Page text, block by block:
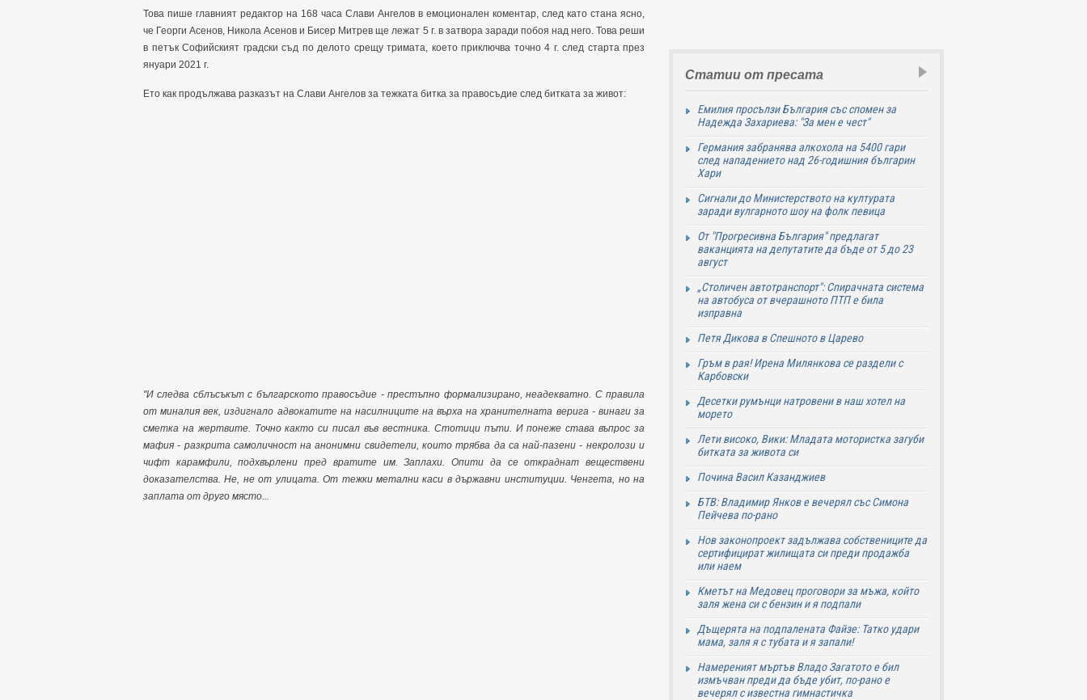
Това пише главният редактор на 168 часа Слави Ангелов в емоционален коментар, след като стана ясно,
че Георги Асенов, Никола Асенов и Бисер Митрев ще лежат 5 г. в затвора заради побоя над него. Това реши
в петък Софийският градски съд по делото срещу тримата, което приключва точно 4 г. след старта през
януари 2021 г.
Ето как продължава разказът на Слави Ангелов за тежката битка за правосъдие след битката за живот:
"И следва сблъсъкът с българското правосъдие - престъпно формализирано, неадекватно. С правила
от миналия век, издигнало адвокатите на насилниците на върха на хранителната верига - винаги за
сметка на жертвите. Точно както си писал във вестника. Стотици пъти. И понеже става въпрос за
мафия - разкрита самоличност на анонимни свидетели, които трябва да са най-пазени - некролози и
чифт карамфили, подхвърлени пред вратите им. Заплахи. Опити да се откраднат веществени
доказателства. Не, не от улицата. От тежки метални каси в държавни институции. Ченгета, но на
заплата от друго място...
Статии от пресата
Емилия просълзи България със спомен за
Надежда Захариева: "За мен е чест"
Германия забранява алкохола на 5400 гари
след нападението над 26-годишния българин
Хари
Сигнали до Министерството на културата
заради вулгарното шоу на фолк певица
От "Прогресивна България" предлагат
ваканцията на депутатите да бъде от 5 до 23
август
„Столичен автотранспорт": Спирачната система
на автобуса от вчерашното ПТП е била
изправна
Петя Дикова в Спешното в Царево
Гръм в рая! Ирена Милянкова се раздели с
Карбовски
Десетки румънци натровени в наш хотел на
морето
Лети високо, Вики: Младата мотористка загуби
битката за живота си
Почина Васил Казанджиев
БТВ: Владимир Янков е вечерял със Симона
Пейчева по-рано
Нов законопроект задължава собствениците да
сертифицират жилищата си преди продажба
или наем
Кметът на Медовец проговори за мъжа, който
заля жена си с бензин и я подпали
Дъщерята на подпалената Файзе: Татко удари
мама, заля я с тубата и я запали!
Намереният мъртъв Владо Загатото е бил
измъчван преди да бъде убит, по-рано е
вечерял с известна гимнастичка